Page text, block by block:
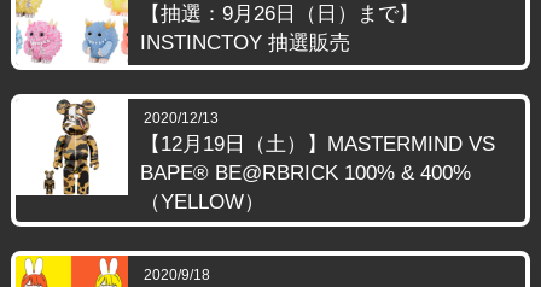
【抽選：9月26日（日）まで】
INSTINCTOY 抽選販売
2020/12/13
【12月19日（土）】MASTERMIND VS
BAPE®️ BE@RBRICK 100% & 400%
（YELLOW）
2020/9/18